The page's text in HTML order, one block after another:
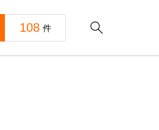

108 件